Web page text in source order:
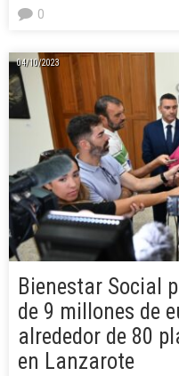
0
04/10/2023
Bienestar Social
de 9 millones de
alrededor de 80
en Lanzarote